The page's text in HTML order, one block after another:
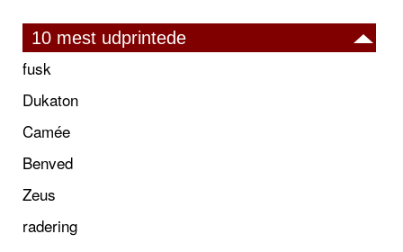
10 mest udprintede
fusk
Dukaton
Camée
Benved
Zeus
radering